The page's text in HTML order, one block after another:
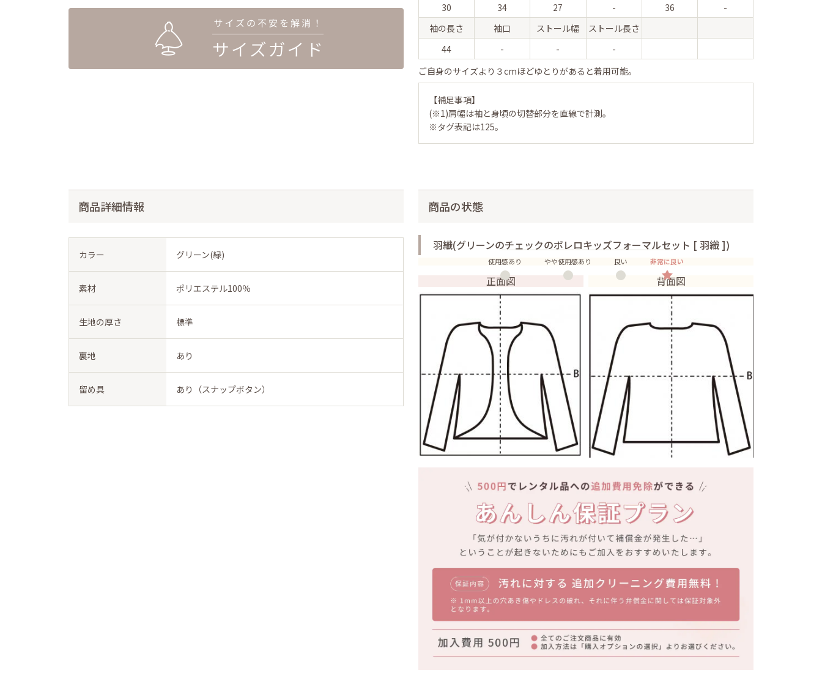
30
34 27 - 36
-
袖の長さ
袖口 ストール幅
ストール長さ
44
- -
-
ご自身のサイズより３cmほどゆとりがあると着用可能。
【補足事項】
(※1)肩幅は袖と身頃の切替部分を直線で計測。
※タグ表記は125。
商品詳細情報
カラー グリーン(緑)
素材 ポリエステル100％
生地の厚さ 標準
裏地 あり
留め具 あり（スナップボタン）
商品の状態
羽織(グリーンのチェックのボレロキッズフォーマルセット [ 羽織 ])
使用感あり やや使用感あり 良い 非常に良い
正面図 背面図